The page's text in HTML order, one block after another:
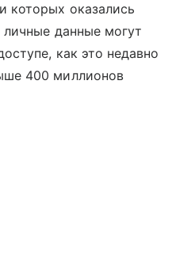
которых оказались
данные могут
как это недавно
400 миллионов